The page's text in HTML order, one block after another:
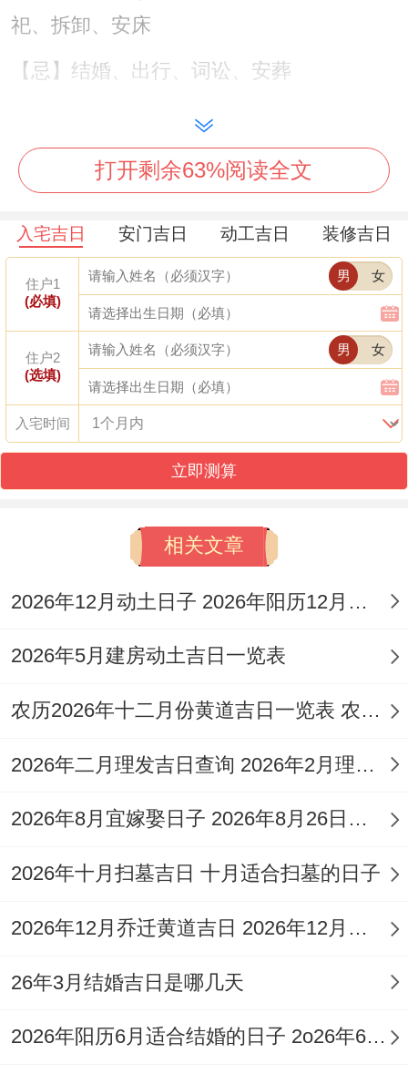
祀、拆卸、安床
【忌】结婚、出行、词讼、安葬
【冲】狗日冲（龙）|岁破方位:正北
【九星吉凶】二黑巨门星当值
喜神:正南（利于签约交易）
吉时:巳时（9-11点）建议在此区间完成核心
仪式
阳历:2026年10月20日星期二
天干的支：丙午年戊戌月戊辰日
【宜】动土、修造、安门、牧养、安葬、破
【忌】出火、搬家、祈福、祭祀、安床
【冲】龙日冲（狗）|岁破方位:西北
【九星吉凶】八白左辅星临位
吉时：午时（11-13点）建议在此区间完成
核心仪式
阳历：2026年10月23日星期五
养、会亲友
【忌】作灶、出火、进人口、开渠、搬家
打开剩余63%阅读全文
入宅吉日 安门吉日 动工吉日 装修吉日
住户1
(必填)
男 女
住户2
(选填)
男 女
入宅时间
立即测算
相关文章
2026年12月动土日子 2026年阳历12月动土吉日
2026年5月建房动土吉日一览表
农历2026年十二月份黄道吉日一览表 农历2026年十一月十五结婚好吗
2026年二月理发吉日查询 2026年2月理发吉日查询
2026年8月宜嫁娶日子 2026年8月26日适合结婚吗
2026年十月扫墓吉日 十月适合扫墓的日子
2026年12月乔迁黄道吉日 2026年12月黄道吉日一览表乔迁吉日
26年3月结婚吉日是哪几天
2026年阳历6月适合结婚的日子 2o26年6月结婚吉日